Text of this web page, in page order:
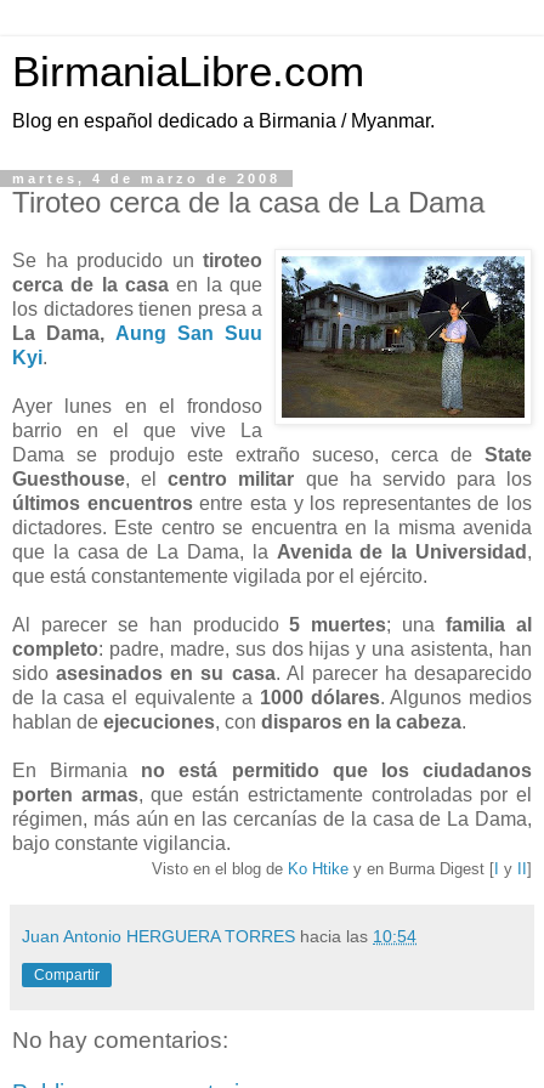
BirmaniaLibre.com
Blog en español dedicado a Birmania / Myanmar.
martes, 4 de marzo de 2008
Tiroteo cerca de la casa de La Dama
Se ha producido un tiroteo
cerca de la casa en la que
los dictadores tienen presa a
La Dama, Aung San Suu
Kyi.
Ayer lunes en el frondoso
barrio en el que vive La
Dama se produjo este extraño suceso, cerca de State
Guesthouse, elcentro militar que ha servido para los
últimos encuentrosentre esta y los representantes de los
dictadores. Este centro se encuentra en la misma avenida
que la casa de La Dama, la Avenida de la Universidad ,
que está constantemente vigilada por el ejército.
Al parecer se han producido5 muertes; unafamilia al
completo: padre, madre, sus dos hijas y una asistenta, han
sidoasesinados en su casa. Al parecer ha desaparecido
de la casa el equivalente a 1000 dólares. Algunos medios
hablan de ejecuciones, con disparos en la cabeza.
En Birmania no está permitido que los ciudadanos
porten armas, que están estrictamente controladas por el
régimen, más aún en las cercanías de la casa de La Dama,
bajo constante vigilancia.
Visto en el blog de Ko Htike y en Burma Digest [ y ]
Juan Antonio HERGUERA TORRES hacia las 10:54
Compartir
No hay comentarios: